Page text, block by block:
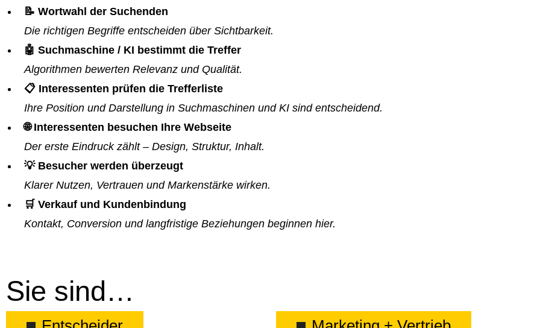
📝 Wortwahl der Suchenden
Die richtigen Begriffe entscheiden über Sichtbarkeit.
🤖 Suchmaschine / KI bestimmt die Treffer
Algorithmen bewerten Relevanz und Qualität.
📋 Interessenten prüfen die Trefferliste
Ihre Position und Darstellung in Suchmaschinen und KI sind entscheidend.
🌐 Interessenten besuchen Ihre Webseite
Der erste Eindruck zählt – Design, Struktur, Inhalt.
💡 Besucher werden überzeugt
Klarer Nutzen, Vertrauen und Markenstärke wirken.
🛒 Verkauf und Kundenbindung
Kontakt, Conversion und langfristige Beziehungen beginnen hier.
Sie sind…